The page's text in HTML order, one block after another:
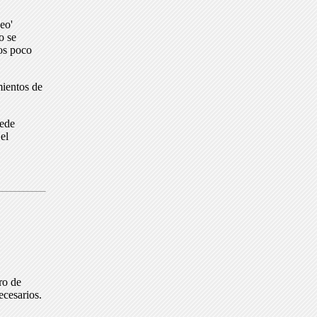
se
poco
de
de